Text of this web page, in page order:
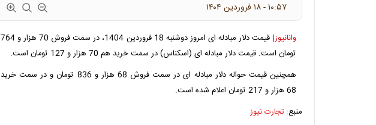
۱۰:۵۷ - ۱۸ فروردين ۱۴۰۴
وانانیوز|
قیمت دلار مبادله‌ ای امروز دوشنبه 18 فروردین 1404، در سمت فروش 70 هزار و 764
تومان است. قیمت دلار مبادله ای (اسکناس) در سمت خرید هم 70 هزار و 127 تومان است.
همچنین قیمت حواله دلار مبادله ای در سمت فروش 68 هزار و 836 تومان و در سمت خرید
68 هزار و 217 تومان اعلام شده است.
منبع: تجارت نیوز